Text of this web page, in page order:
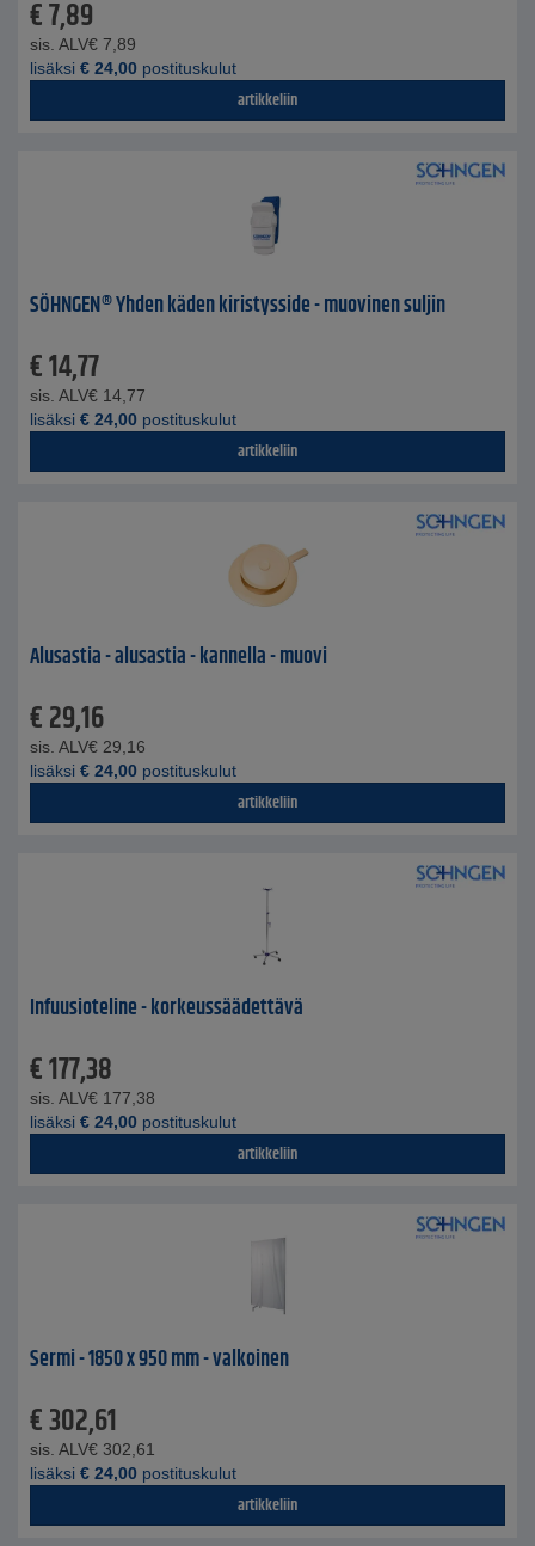
€7,89
sis. ALV€ 7,89
lisäksi € 24,00 postituskulut
artikkeliin
SÖHNGEN® Yhden käden kiristysside - muovinen suljin
€14,77
sis. ALV€ 14,77
lisäksi € 24,00 postituskulut
artikkeliin
Alusastia - alusastia - kannella - muovi
€29,16
sis. ALV€ 29,16
lisäksi € 24,00 postituskulut
artikkeliin
Infuusioteline - korkeussäädettävä
€177,38
sis. ALV€ 177,38
lisäksi € 24,00 postituskulut
artikkeliin
Sermi - 1850 x 950 mm - valkoinen
€302,61
sis. ALV€ 302,61
lisäksi € 24,00 postituskulut
artikkeliin